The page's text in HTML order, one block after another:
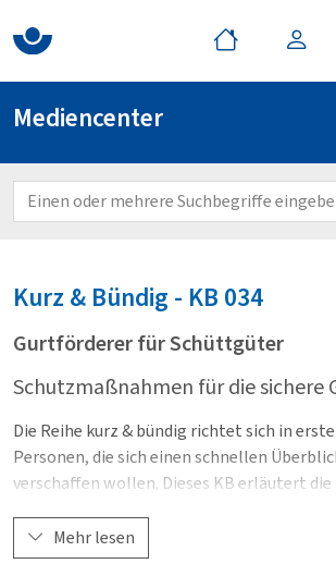
Mediencenter
Kurz & Bündig - KB 034
Gurtförderer für Schüttgüter
Schutzmaßnahmen für die sichere
Die Reihe kurz & bündig richtet sich in
Personen, die sich einen schnellen
verschaffen wollen. Dieses KB erläutert
und Einrichtungen zur Vermeidung von
sowie bei der Instandsetzung und Wartung.
Mehr lesen